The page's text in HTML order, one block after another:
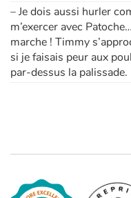
– Je dois aussi hurler
m’exercer avec
marche ! Timmy
si je faisais peur aux
par-dessus la palissade.